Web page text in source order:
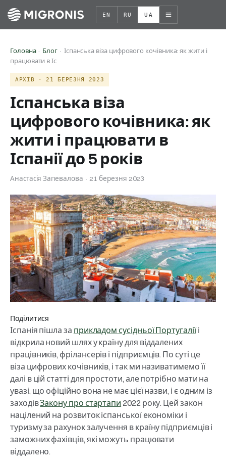
EN RU UA
Головна· Блог · Іспанська віза цифрового кочівника: як жити і
працювати в Іс
АРХІВ · 21 БЕРЕЗНЯ 2023
Іспанська віза
цифрового кочівника: як
жити і працювати в
Іспанії до 5 років
Анастасія Запевалова · 21 березня 2023
Поділитися
Іспанія пішла за прикладом сусідньої Португаліїі
відкрила новий шлях у країну для віддалених
працівників, фрілансерів і підприємців. По суті це
віза цифрових кочівників, і так ми називатимемо її
далі в цій статті для простоти, але потрібно мати на
увазі, що офіційно вона не має цієї назви, і є одним із
заходівЗакону про стартапи 2022 року. Цей закон
націлений на розвиток іспанської економіки і
туризму за рахунок залучення в країну підприємців і
заможних фахівців, які можуть працювати
віддалено.